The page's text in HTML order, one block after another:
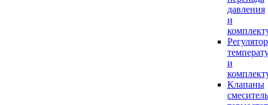
давления
и
и
Клапаны